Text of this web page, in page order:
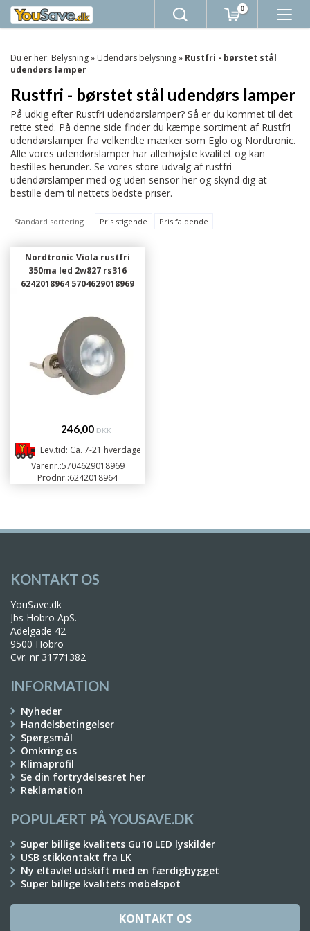
0
Du er her: Belysning» Udendørs belysning» Rustfri - børstet stål
udendørs lamper
Rustfri - børstet stål udendørs lamper
På udkig efter Rustfri udendørslamper? Så er du kommet til det
rette sted. På denne side finder du kæmpe sortiment af Rustfri
udendørslamper fra velkendte mærker som Eglo og Nordtronic.
Alle vores udendørslamper har allerhøjste kvalitet og kan
bestilles herunder. Se vores store udvalg af rustfri
udendørslamper med og uden sensor her og skynd dig at
bestille dem til nettets bedste priser.
Standard sortering Pris stigende Pris faldende
Datablad
Nordtronic Viola rustfri
350ma led 2w827 rs316
6242018964 5704629018969
246,00 DKK
Lev.tid: Ca. 7-21 hverdage
Varenr.:5704629018969
Prodnr.:6242018964
KONTAKT OS
YouSave.dk
Jbs Hobro ApS.
Adelgade 42
9500 Hobro
Cvr. nr 31771382
INFORMATION
Nyheder
Handelsbetingelser
Spørgsmål
Omkring os
Klimaprofil
Se din fortrydelsesret her
Reklamation
POPULÆRT PÅ YOUSAVE.DK
Super billige kvalitets Gu10 LED lyskilder
USB stikkontakt fra LK
Ny eltavle! udskift med en færdigbygget
Super billige kvalitets møbelspot
KONTAKT OS